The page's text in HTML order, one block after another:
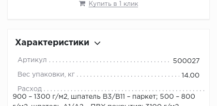
Купить в 1 клик
Характеристики
Артикул 500027
Вес упаковки, кг 14.00
Расход
900 – 1300 г/м2, шпатель В3/В11 – паркет; 500 – 800